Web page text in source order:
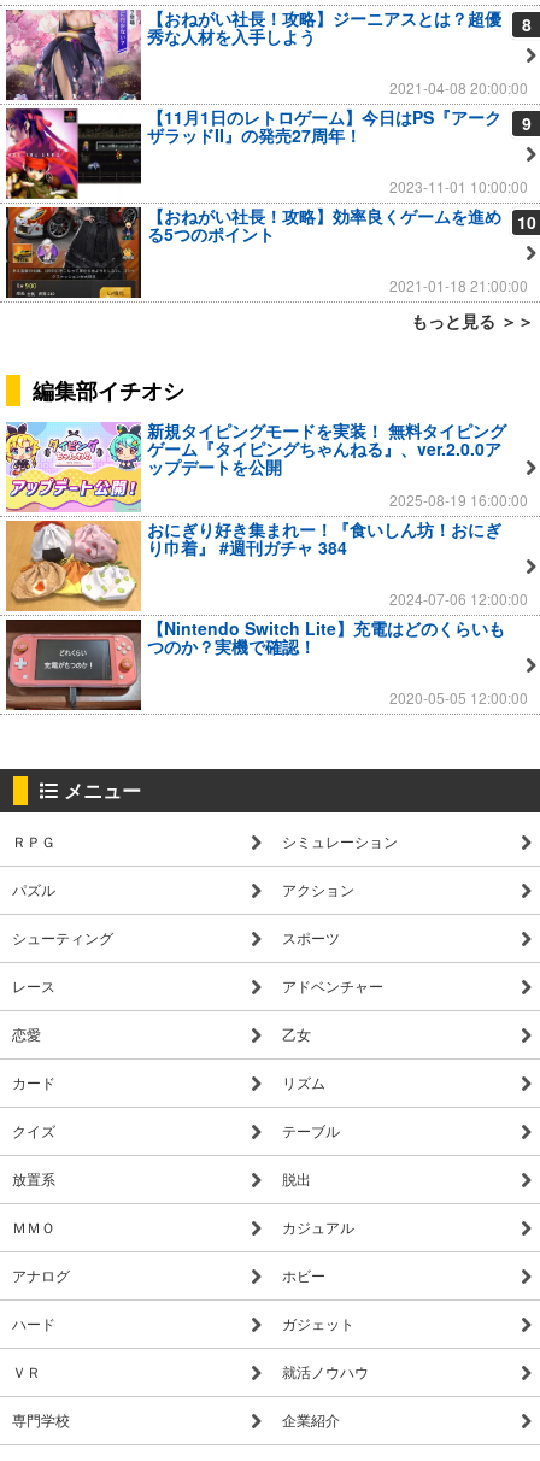
8
【おねがい社長！攻略】ジーニアスとは？超優
秀な人材を入手しよう
2021-04-08 20:00:00
9
【11月1日のレトロゲーム】今日はPS『アーク
ザラッドII』の発売27周年！
2023-11-01 10:00:00
10
【おねがい社長！攻略】効率良くゲームを進め
る5つのポイント
2021-01-18 21:00:00
もっと見る ＞＞
編集部イチオシ
新規タイピングモードを実装！ 無料タイピング
ゲーム『タイピングちゃんねる』、ver.2.0.0ア
ップデートを公開
2025-08-19 16:00:00
おにぎり好き集まれー！『食いしん坊！おにぎ
り巾着』 #週刊ガチャ 384
2024-07-06 12:00:00
【Nintendo Switch Lite】充電はどのくらいも
つのか？実機で確認！
2020-05-05 12:00:00
メニュー
ＲＰＧ シミュレーション
パズル アクション
シューティング スポーツ
レース アドベンチャー
恋愛 乙女
カード リズム
クイズ テーブル
放置系 脱出
ＭＭＯ カジュアル
アナログ ホビー
ハード ガジェット
ＶＲ 就活ノウハウ
専門学校 企業紹介